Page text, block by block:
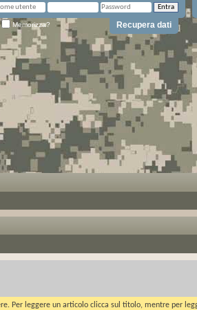
Memorizza? Recupera dati
Per leggere un articolo clicca sul titolo, mentre per